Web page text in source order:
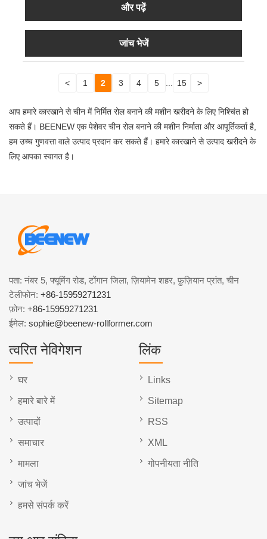
और पढ़ें
जांच भेजें
< 1 2 3 4 5 15 >
आप हमारे कारखाने से चीन में निर्मित रोल बनाने की मशीन खरीदने के लिए निश्चिंत हो
सकते हैं। BEENEW एक पेशेवर चीन रोल बनाने की मशीन निर्माता और आपूर्तिकर्ता है,
हम उच्च गुणवत्ता वाले उत्पाद प्रदान कर सकते हैं। हमारे कारखाने से उत्पाद खरीदने के
लिए आपका स्वागत है।
पता: नंबर 5, फ्यूमिंग रोड, टोंगान जिला, ज़ियामेन शहर, फ़ुज़ियान प्रांत, चीन
टेलीफोन: +86-15959271231
फ़ोन: +86-15959271231
ईमेल: sophie@beenew-rollformer.com
त्वरित नेविगेशन
घर
हमारे बारे में
उत्पादों
समाचार
मामला
जांच भेजें
हमसे संपर्क करें
लिंक
Links
Sitemap
RSS
XML
गोपनीयता नीति